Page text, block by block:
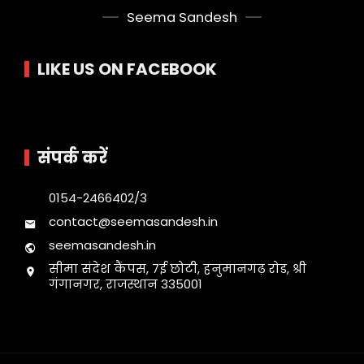
Seema Sandesh
LIKE US ON FACEBOOK
संपर्क करें
0154-2466402/3
contact@seemasandesh.in
seemasandesh.in
सीमा संदेश कैंपस, 7ई छोटी, हनुमानगढ़ रोड, श्री
गंगानगर, राजस्थान 335001